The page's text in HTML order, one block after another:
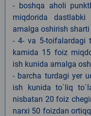
- boshqa aholi
miqdorida
amalga oshirish
- 4- va 5-toifalardagi
kamida 15 foiz
ish kunida amalga
- barcha turdagi yer
ish kunida to`liq
nisbatan 20 foiz
narxi 50 foizdan